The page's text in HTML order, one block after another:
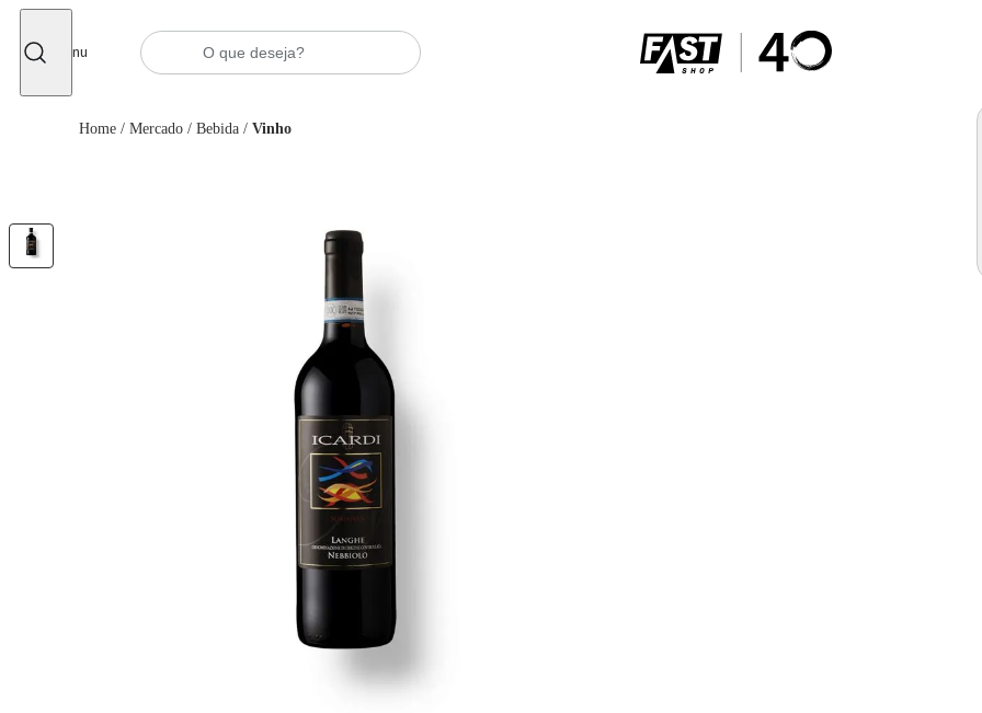
Menu
Home / Mercado / Bebida / Vinho